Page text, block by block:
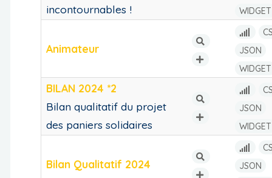
incontournables !
WIDGET
Animateur
JSON
WIDGET
BILAN 2024 *2
Bilan qualitatif du projet
des paniers solidaires
JSON
WIDGET
Bilan Qualitatif 2024
JSON